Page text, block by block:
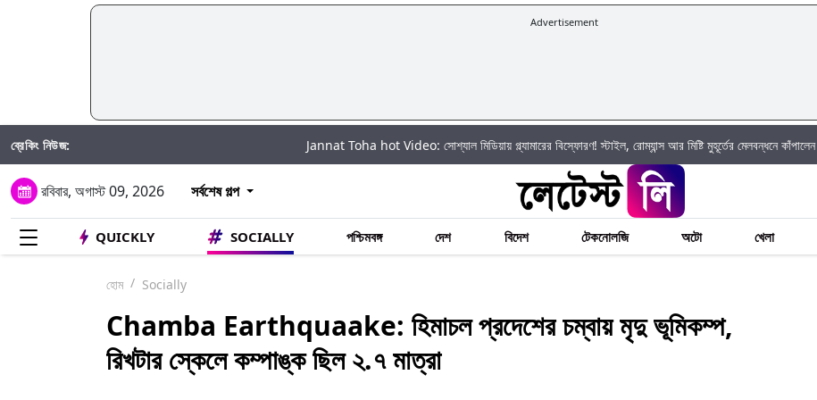
Advertisement
ব্রেকিং নিউজ: Jannat Toha hot Video: সোশ্যাল মিডিয়ায় গ্ল্যামারের বিস্ফোরণ! স্টাইল, রোম্যান্স আর মিষ্টি মুহূর্তের মেলবন্ধনে কাঁপালেন জান্নাত তোহা
রবিবার, অগাস্ট 09, 2026 সর্বশেষ গল্প
QUICKLY SOCIALLY পশ্চিমবঙ্গ দেশ বিদেশ টেকনোলজি অটো খেলা
হোম Socially
Chamba Earthquaake: হিমাচল প্রদেশের চম্বায় মৃদু ভূমিকম্প,
রিখটার স্কেলে কম্পাঙ্ক ছিল ২.৭ মাত্রা